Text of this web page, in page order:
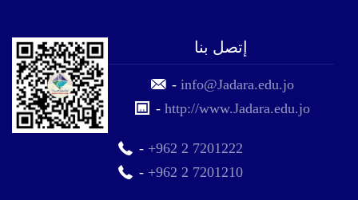
إتصل بنا
-info@Jadara.edu.jo
-http://www.Jadara.edu.jo
- +962 2 7201222
- +962 2 7201210